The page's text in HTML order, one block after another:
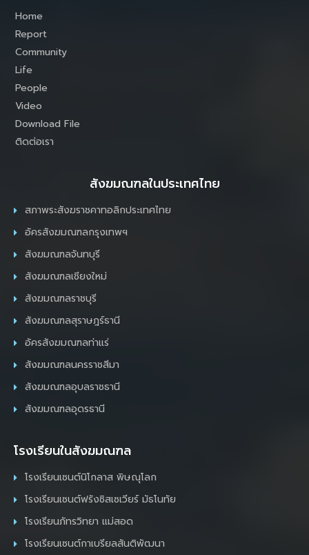
Home
Report
Community
Life
People
Video
Download File
ติดต่อเรา
สังฆมณฑลในประเทศไทย
สภาพระสังฆราชคาทอลิกประเทศไทย
อัครสังฆมณฑลกรุงเทพฯ
สังฆมณฑลจันทบุรี
สังฆมณฑลเชียงใหม่
สังฆมณฑลราชบุรี
สังฆมณฑลสุราษฎร์ธานี
อัครสังฆมณฑลท่าแร่
สังฆมณฑลนครราชสีมา
สังฆมณฑลอุบลราชธานี
สังฆมณฑลอุดรธานี
โรงเรียนในสังฆมณฑล
โรงเรียนเซนต์นิโกลาส พิษณุโลก
โรงเรียนเซนต์ฟรังซิสเซเวียร์ มัธโนทัย
โรงเรียนภัทรวิทยา แม่สอด
โรงเรียนเซนต์กาเบรียลสันติพัฒนา